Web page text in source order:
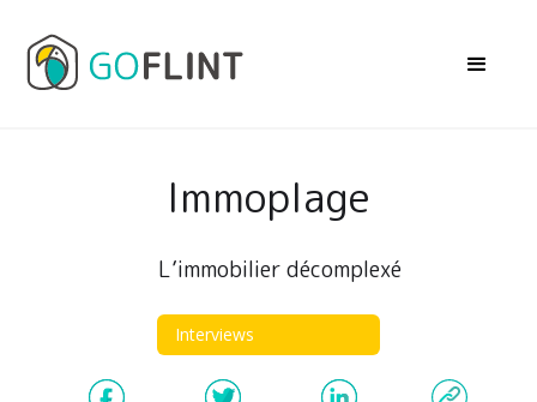
Immoplage
L’immobilier décomplexé
Interviews